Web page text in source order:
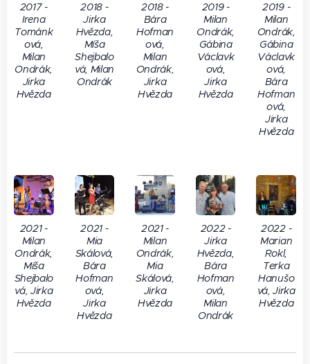
2017 -
Irena
Tománk
ová,
Milan
Ondrák,
Jirka
Hvězda
2018 -
Jirka
Hvězda,
Míša
Shejbalo
vá, Milan
Ondrák
2018 -
Bára
Hofman
ová,
Milan
Ondrák,
Jirka
Hvězda
2019 -
Milan
Ondrák,
Gábina
Václavk
ová,
Jirka
Hvězda
2019 -
Milan
Ondrák,
Gábina
Václavk
ová,
Bára
Hofman
ová,
Jirka
Hvězda
2021 -
Milan
Ondrák,
Míša
Shejbalo
vá, Jirka
Hvězda
2021 -
Mia
Skálová,
Bára
Hofman
ová,
Jirka
Hvězda
2021 -
Milan
Ondrák,
Mia
Skálová,
Jirka
Hvězda
2022 -
Jirka
Hvězda,
Bára
Hofman
ová,
Milan
Ondrák
2022 -
Marian
Rokl,
Terka
Hanušo
vá, Jirka
Hvězda